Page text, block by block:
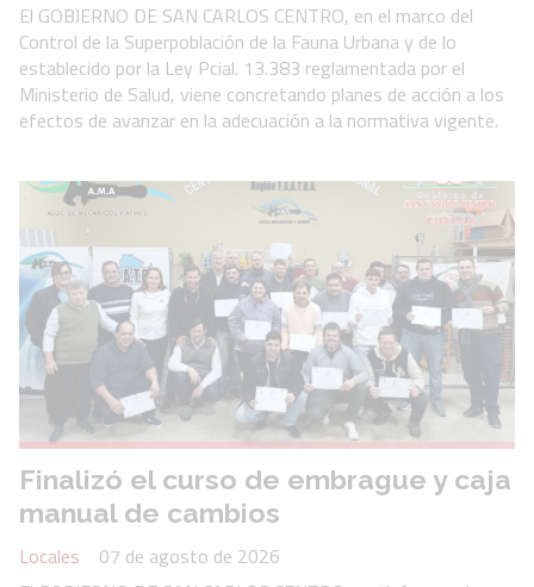
El GOBIERNO DE SAN CARLOS CENTRO, en el marco del
Control de la Superpoblación de la Fauna Urbana y de lo
establecido por la Ley Pcial. 13.383 reglamentada por el
Ministerio de Salud, viene concretando planes de acción a los
efectos de avanzar en la adecuación a la normativa vigente.
Finalizó el curso de embrague y caja
manual de cambios
Locales
07 de agosto de 2026